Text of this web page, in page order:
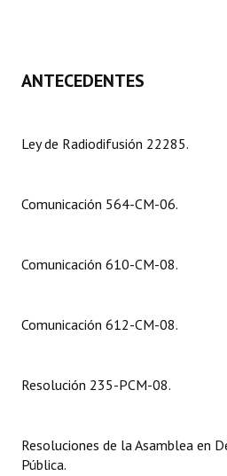
DOCUMENTOS
Dictámenes Asesoría Letrada
Informes de Unidad Coordinadora
Actas de Audiencias Públicas
ANTECEDENTES
Ley de Radiodifusión 22285.
Comunicación 564-CM-06.
Comunicación 610-CM-08.
Comunicación 612-CM-08.
Resolución 235-PCM-08.
Resoluciones de la Asamblea en
Pública.